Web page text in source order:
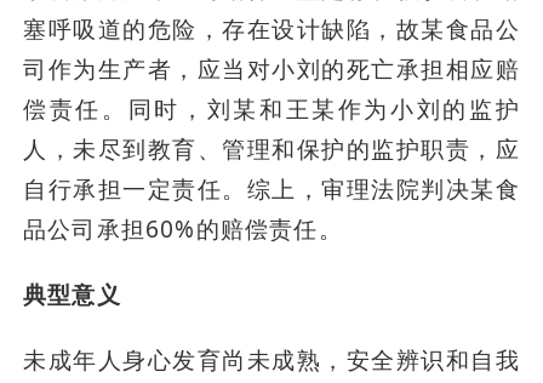
塞呼吸道的危险，存在设计缺陷，故某食品公
司作为生产者，应当对小刘的死亡承担相应赔
偿责任。同时，刘某和王某作为小刘的监护
人，未尽到教育、管理和保护的监护职责，应
自行承担一定责任。综上，审理法院判决某食
品公司承担60%的赔偿责任。
典型意义
未成年人身心发育尚未成熟，安全辨识和自我